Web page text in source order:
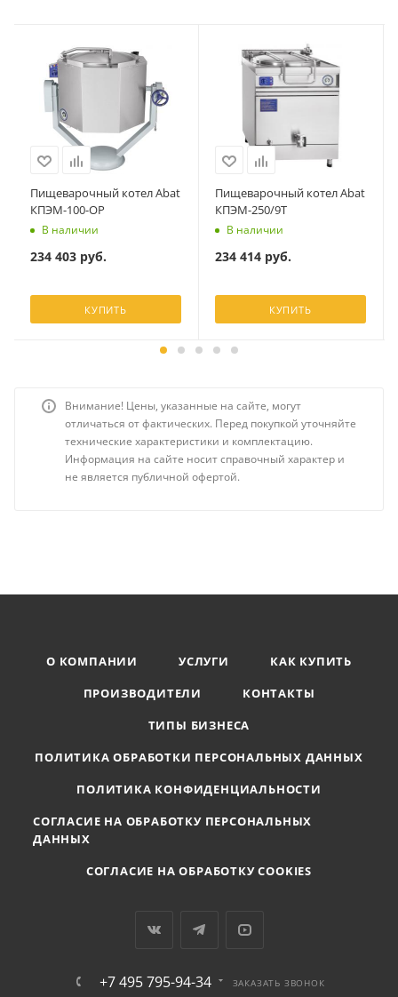
Пищеварочный котел Abat
КПЭМ-100-ОР
В наличии
234 403руб.
КУПИТЬ
Пищеварочный котел Abat
КПЭМ-250/9Т
В наличии
234 414руб.
КУПИТЬ
Внимание! Цены, указанные на сайте, могут
отличаться от фактических. Перед покупкой уточняйте
технические характеристики и комплектацию.
Информация на сайте носит справочный характер и
не является публичной офертой.
О КОМПАНИИ УСЛУГИ
КАК КУПИТЬ
ПРОИЗВОДИТЕЛИ
КОНТАКТЫ
ТИПЫ БИЗНЕСА
ПОЛИТИКА ОБРАБОТКИ ПЕРСОНАЛЬНЫХ ДАННЫХ
ПОЛИТИКА КОНФИДЕНЦИАЛЬНОСТИ
СОГЛАСИЕ НА ОБРАБОТКУ ПЕРСОНАЛЬНЫХ
ДАННЫХ
СОГЛАСИЕ НА ОБРАБОТКУ COOKIES
+7 495 795-94-34 ЗАКАЗАТЬ ЗВОНОК